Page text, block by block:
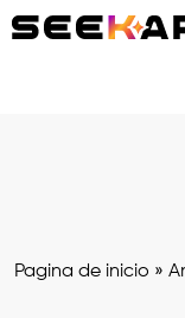
Pagina de inicio »